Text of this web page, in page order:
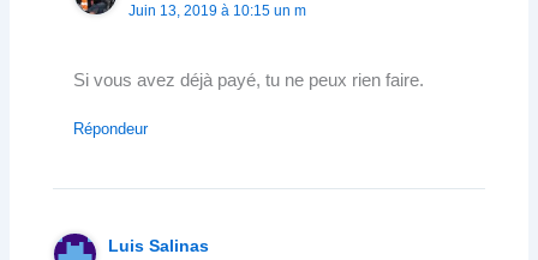
Juin 13, 2019 à 10:15 un m
Si vous avez déjà payé, tu ne peux rien faire.
Répondeur
Luis Salinas